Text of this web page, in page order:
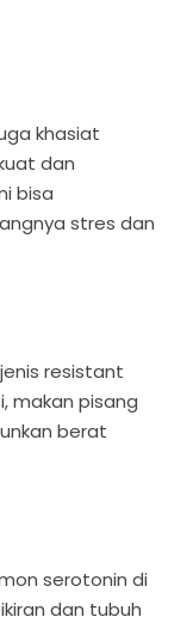
khasiat
dan
bisa
stres dan
resistant
makan pisang
berat
serotonin di
dan tubuh